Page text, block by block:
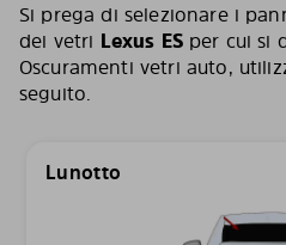
Si prega di selezionare i
dei vetri Lexus ESper cui si
Oscuramenti vetri auto,
seguito.
Lunotto